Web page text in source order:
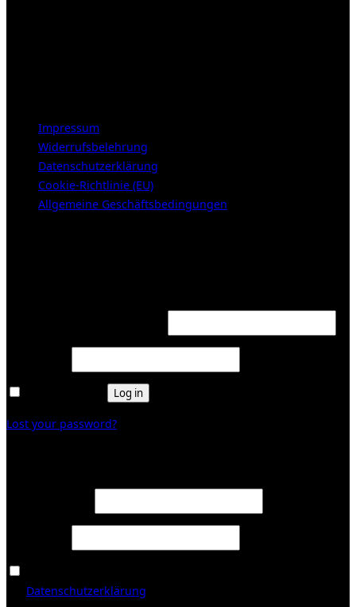
Impressum
Widerrufsbelehrung
Datenschutzerklärung
Cookie-Richtlinie (EU)
Allgemeine Geschäftsbedingungen
Log in
Lost your password?
Datenschutzerklärung